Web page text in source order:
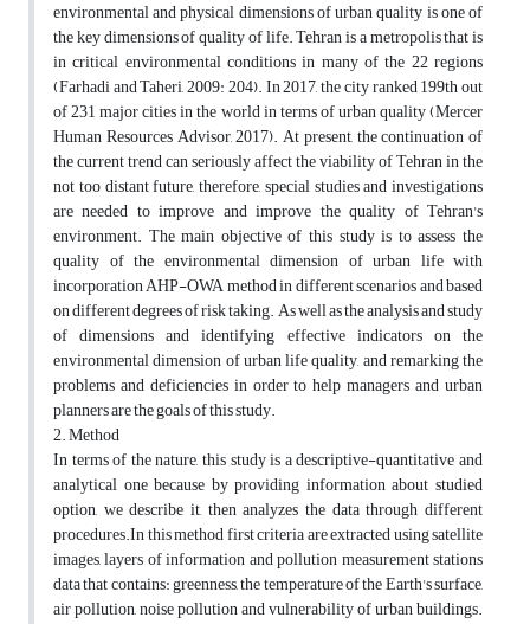
environmental and physical dimensions of urban quality is one of
the key dimensions of quality of life. Tehran is a metropolis that is
in critical environmental conditions in many of the 22 regions
(Farhadi and Taheri, 2009: 204). In 2017, the city ranked 199th out
of 231 major cities in the world in terms of urban quality (Mercer
Human Resources Advisor, 2017). At present, the continuation of
the current trend can seriously affect the viability of Tehran in the
not too distant future, therefore, special studies and investigations
are needed to improve and improve the quality of Tehran's
environment. The main objective of this study is to assess the
quality of the environmental dimension of urban life with
incorporation AHP-OWA method in different scenarios and based
on different degrees of risk taking. As well as the analysis and study
of dimensions and identifying effective indicators on the
environmental dimension of urban life quality, and remarking the
problems and deficiencies in order to help managers and urban
planners are the goals of this study.
2. Method
In terms of the nature, this study is a descriptive-quantitative and
analytical one because by providing information about studied
option, we describe it, then analyzes the data through different
procedures.In this method first criteria are extracted using satellite
images, layers of information and pollution measurement stations
data that contains: greenness, the temperature of the Earth's surface,
air pollution, noise pollution and vulnerability of urban buildings.